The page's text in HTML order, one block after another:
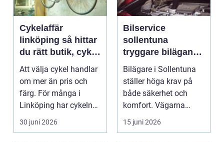
Cykelaffär
linköping så hittar
du rätt butik, cykel
och service
Att välja cykel handlar
om mer än pris och
färg. För många i
Linköping har cykeln
blivit en viktig d...
30 juni 2026
Bilservice
sollentuna
tryggare bilägande
året runt
Bilägare i Sollentuna
ställer höga krav på
både säkerhet och
komfort. Vägarna
växlar mellan
motorväg...
15 juni 2026